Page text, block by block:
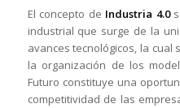
El concepto de Industria 4.0
industrial que surge de la
avances tecnológicos, la
la organización de los
Futuro constituye una
competitividad de las